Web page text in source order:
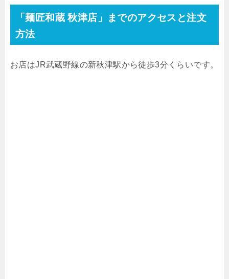
「麺匠和蔵 秋津店」までのアクセスと注文
方法
お店はJR武蔵野線の新秋津駅から徒歩3分くらいです。